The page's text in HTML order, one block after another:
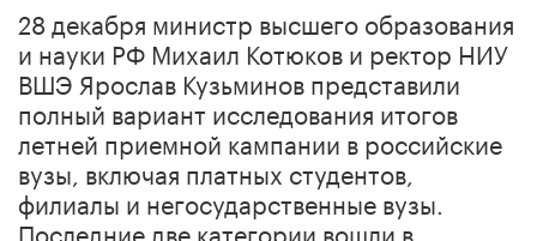
28 декабря министр высшего образования
и науки РФ Михаил Котюков и ректор НИУ
ВШЭ Ярослав Кузьминов представили
полный вариант исследования итогов
летней приемной кампании в российские
вузы, включая платных студентов,
филиалы и негосударственные вузы.
Последние две категории вошли в